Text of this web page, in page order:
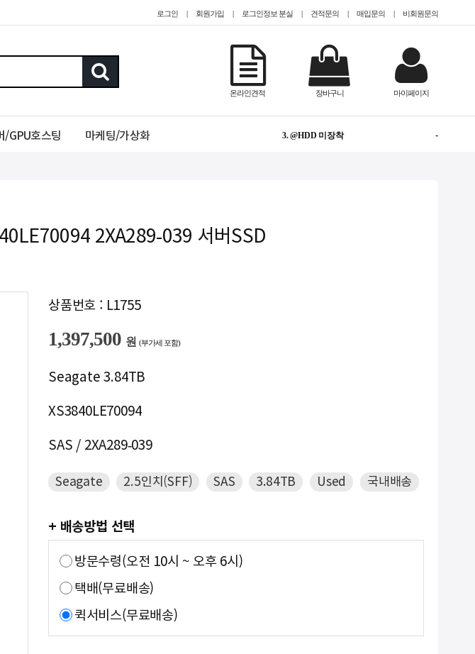
로그인 | 회원가입 | 로그인정보 분실 | 견적문의 | 매입문의 | 비회원문의
마이페이지
장바구니
온라인견적
/GPU호스팅 마케팅/가상화
1. TESLA
NEW
-
3. @HDD 미장착
2XA289-039 서버SSD
상품번호 : L1755
1,397,500 원 (부가세 포함)
Seagate 3.84TB
XS3840LE70094
SAS / 2XA289-039
Seagate 2.5인치(SFF) SAS 3.84TB Used 국내배송
+ 배송방법 선택
방문수령(오전 10시 ~ 오후 6시)
택배(무료배송)
퀵서비스(무료배송)